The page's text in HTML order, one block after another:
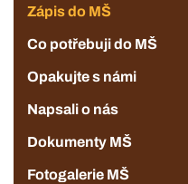
Zápis do MŠ
Co potřebuji do MŠ
Opakujte s námi
Napsali o nás
Dokumenty MŠ
Fotogalerie MŠ